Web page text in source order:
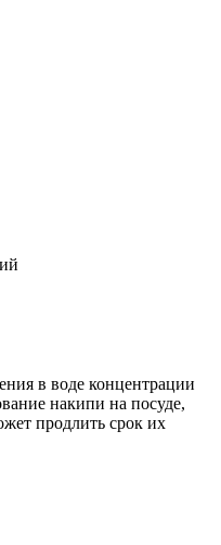
в воде концентрации
накипи на посуде,
продлить срок их